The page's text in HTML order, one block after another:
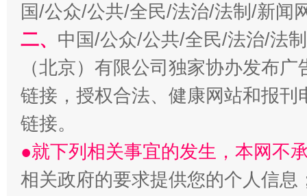
生
国/公众/公共/全民/法治/法制/新闻
二、 中国/公众/公共/全民/法治/法
（北京）有限公司独家协办发布
链接，授权合法、健康网站和报
链接。
●就下列相关事宜的发生，本网不
相关政府的要求提供您的个人信息